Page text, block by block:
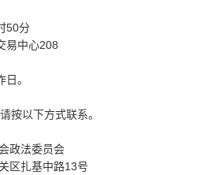
50分
易中心208
。
按以下方式联系。
政法委员会
区扎基中路13号